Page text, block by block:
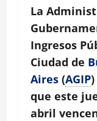
La
Ingresos
Ciudad de
Aires (AGIP
que este
abril